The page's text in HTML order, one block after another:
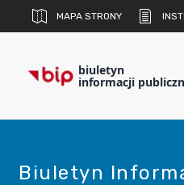
MAPA STRONY
biuletyn
informacji
Biuletyn